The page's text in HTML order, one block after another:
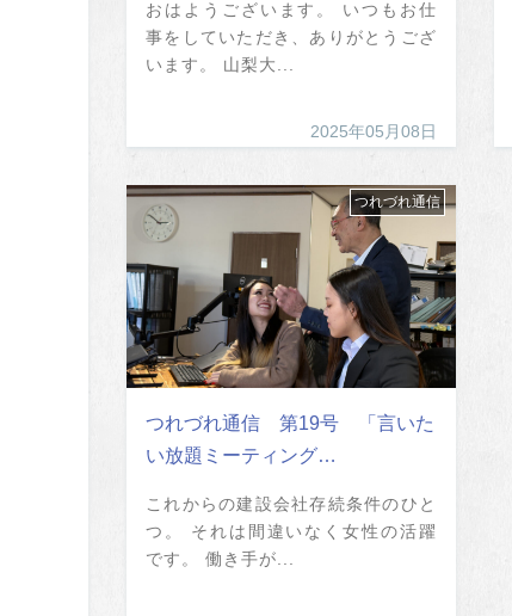
おはようございます。 いつもお仕
事をしていただき、ありがとうござ
います。 山梨大...
2025年05月08日
つれづれ通信 第19号 「言いた
い放題ミーティング…
つれづれ通信
これからの建設会社存続条件のひと
つ。 それは間違いなく女性の活躍
です。 働き手が...